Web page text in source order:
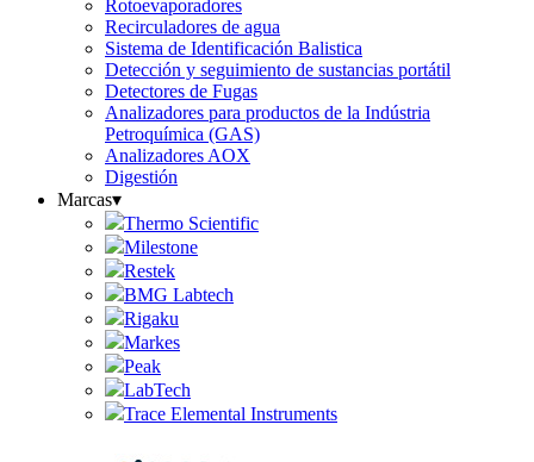
Rotoevaporadores
Recirculadores de agua
Sistema de Identificación Balistica
Detección y seguimiento de sustancias portátil
Detectores de Fugas
Analizadores para productos de la Indústria
Petroquímica (GAS)
Analizadores AOX
Digestión
Marcas▾
Thermo Scientific
Milestone
Restek
BMG Labtech
Rigaku
Markes
Peak
LabTech
Trace Elemental Instruments